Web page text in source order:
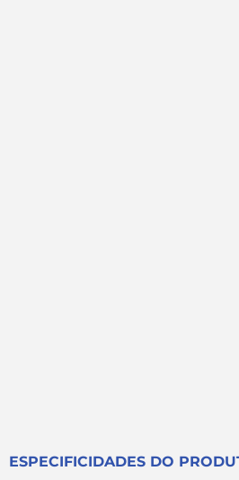
ESPECIFICIDADES DO